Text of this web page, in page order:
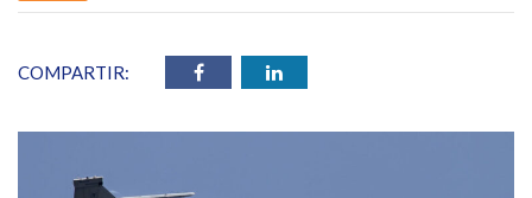
COMPARTIR: